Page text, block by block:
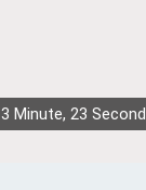
3 Minute, 23 Second